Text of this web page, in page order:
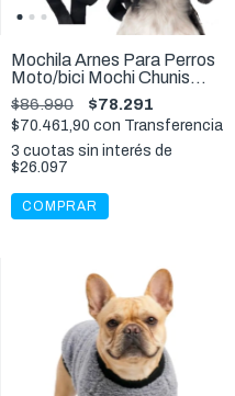
Mochila Arnes Para Perros
Moto/bici Mochi Chunis
Talle XXL Especial - 8 a 10
kg
$86.990 $78.291
$70.461,90 con Transferencia
3 cuotas sin interés de
$26.097
COMPRAR